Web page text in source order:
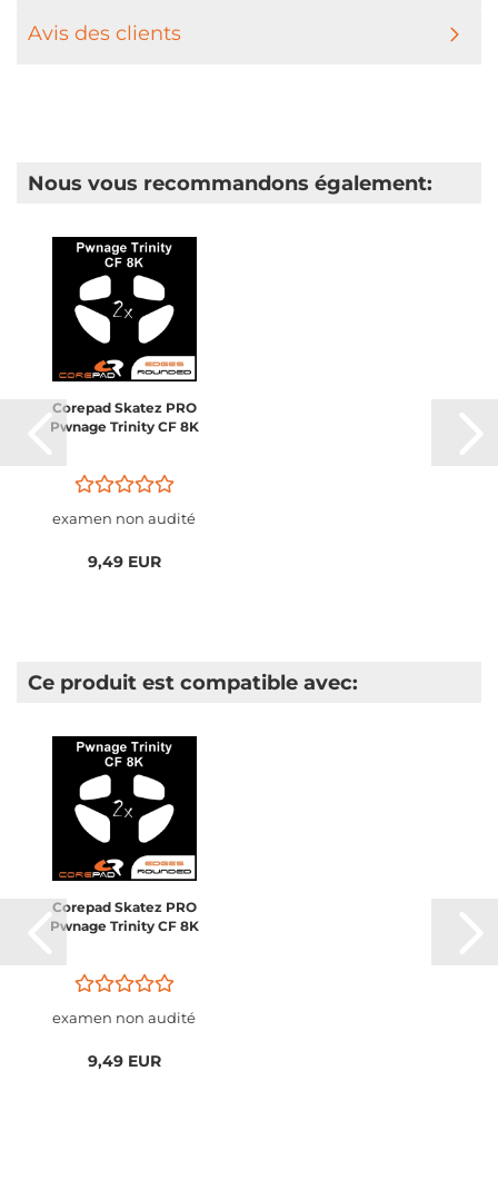
Avis des clients
Nous vous recommandons également:
Corepad Skatez PRO
Pwnage Trinity CF 8K
examen non audité
9,49 EUR
Ce produit est compatible avec:
Corepad Skatez PRO
Pwnage Trinity CF 8K
examen non audité
9,49 EUR